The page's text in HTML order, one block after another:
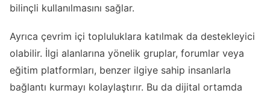
bilinçli kullanılmasını sağlar.
Ayrıca çevrim içi topluluklara katılmak da destekleyici
olabilir. İlgi alanlarına yönelik gruplar, forumlar veya
eğitim platformları, benzer ilgiye sahip insanlarla
bağlantı kurmayı kolaylaştırır. Bu da dijital ortamda